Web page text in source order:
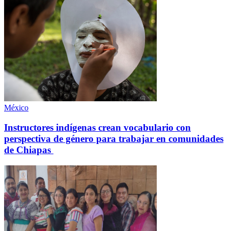
México
Instructores indígenas crean vocabulario con
perspectiva de género para trabajar en comunidades
de Chiapas